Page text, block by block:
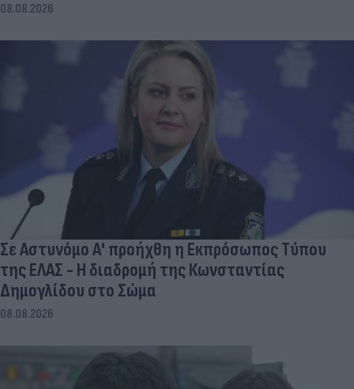
08.08.2026
Σε Αστυνόμο Α' προήχθη η Εκπρόσωπος Τύπου
της ΕΛΑΣ - Η διαδρομή της Κωνσταντίας
Δημογλίδου στο Σώμα
08.08.2026